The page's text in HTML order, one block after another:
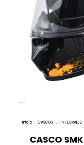
Inicio . CASCOS . INTEGRALES
CASCO